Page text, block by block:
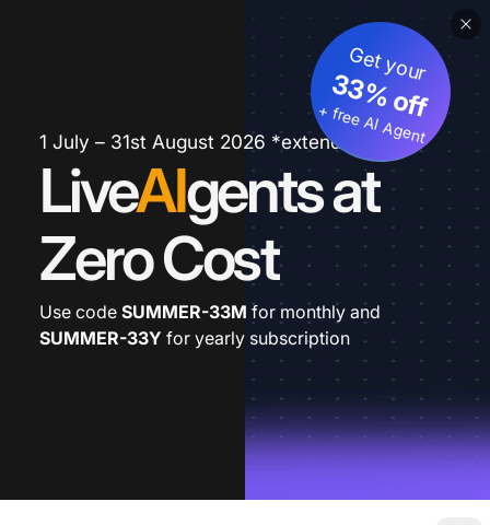
1 July – 31st August 2026 *extended
LiveAIgents at
Zero Cost
Get your
33% off
+ free AI Agent
Use code SUMMER-33M for monthly and
SUMMER-33Y for yearly subscription